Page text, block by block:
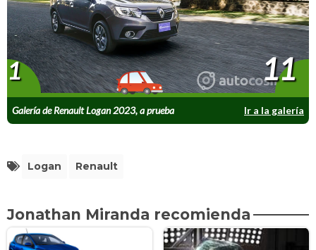
Galería de Renault Logan 2023, a prueba Ir a la galería
1 11
Logan Renault
Jonathan Miranda recomienda